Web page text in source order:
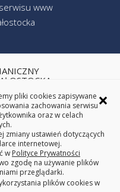
www
Białystok
92-00
542-020-87-21
Białostocka
×
pliki cookies zapisywane
zachowania serwisu
oraz w celach
zmiany ustawień dotyczących
internetowej.
w Polityce Prywatności
zgodę na używanie plików
przeglądarki.
plików cookies w